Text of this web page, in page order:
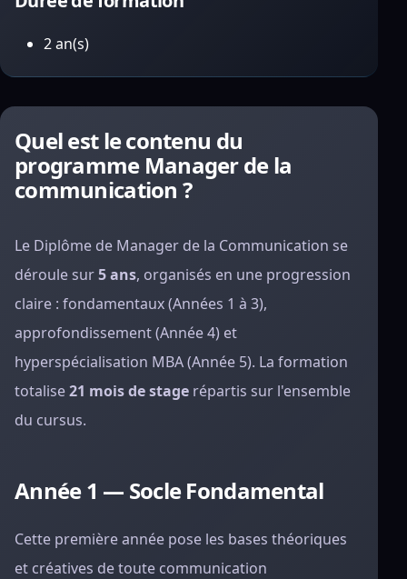
2 an(s)
Quel est le contenu du
programme Manager de la
communication ?
Le Diplôme de Manager de la Communication se
déroule sur5 ans, organisés en une progression
claire : fondamentaux (Années 1 à 3),
approfondissement (Année 4) et
hyperspécialisation MBA (Année 5). La formation
totalise21 mois de stage répartis sur l'ensemble
du cursus.
Année 1 — Socle Fondamental
Cette première année pose les bases théoriques
et créatives de toute communication